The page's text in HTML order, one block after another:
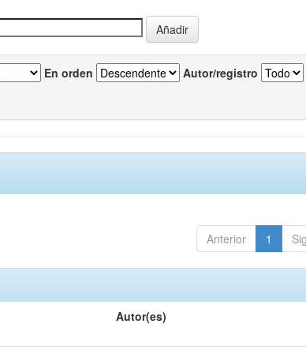
En orden Autor/registro
Anterior 1
Autor(es)